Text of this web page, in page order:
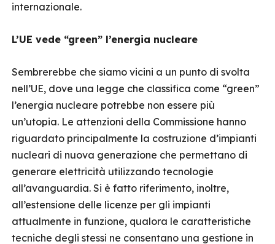
internazionale.
L’UE vede “green” l’energia nucleare
Sembrerebbe che siamo vicini a un punto di svolta
nell’UE, dove una legge che classifica come “green”
l’energia nucleare potrebbe non essere più
un’utopia. Le attenzioni della Commissione hanno
riguardato principalmente la costruzione d’impianti
nucleari di nuova generazione che permettano di
generare elettricità utilizzando tecnologie
all’avanguardia. Si è fatto riferimento, inoltre,
all’estensione delle licenze per gli impianti
attualmente in funzione, qualora le caratteristiche
tecniche degli stessi ne consentano una gestione in